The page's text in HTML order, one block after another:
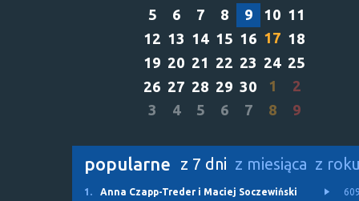
5
6 7 8 9 10 11
12 13 14 15 16 17 18
19 20 21 22 23 24 25
26 27 28 29 30 1
2
3
4 5 6 7 8 9
popularne z 7 dni z miesiąca z
1. Anna Czapp-Treder i Maciej Soczewiński